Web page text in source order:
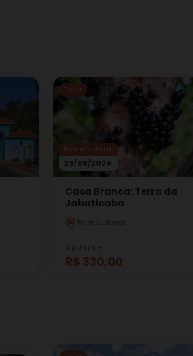
Tours
Próxima data:
29/08/2026
Casa Branca: Terra da
Jabuticaba
Tour Cultural
R$ 330,00